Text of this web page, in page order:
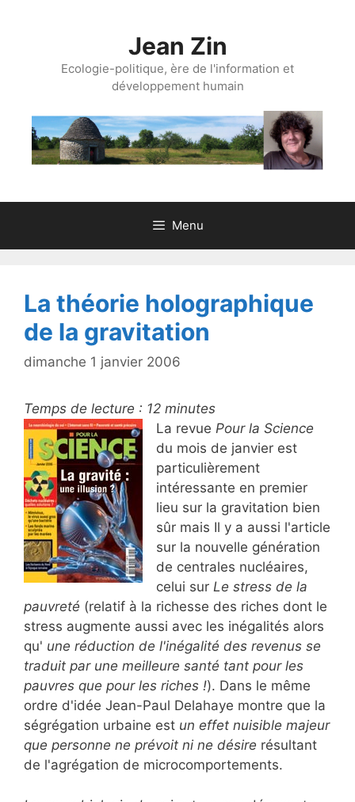
Jean Zin
Ecologie-politique, ère de l'information et
développement humain
Menu
La théorie holographique
de la gravitation
dimanche 1 janvier 2006
Temps de lecture : 12 minutes
La revue Pour la Science
du mois de janvier est
particulièrement
intéressante en premier
lieu sur la gravitation bien
sûr mais Il y a aussi l'article
sur la nouvelle génération
de centrales nucléaires,
celui sur Le stress de la
pauvreté (relatif à la richesse des riches dont le
stress augmente aussi avec les inégalités alors
qu' une réduction de l'inégalité des revenus se
traduit par une meilleure santé tant pour les
pauvres que pour les riches !). Dans le même
ordre d'idée Jean-Paul Delahaye montre que la
ségrégation urbaine est un effet nuisible majeur
que personne ne prévoit ni ne désire résultant
de l'agrégation de microcomportements.